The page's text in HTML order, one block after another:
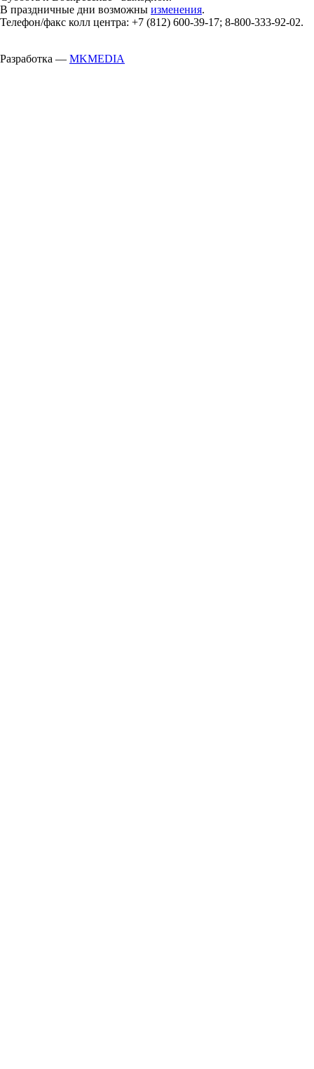
В праздничные дни возможны изменения.
Телефон/факс колл центра: +7 (812) 600-39-17; 8-800-333-92-02.
Разработка — MKMEDIA